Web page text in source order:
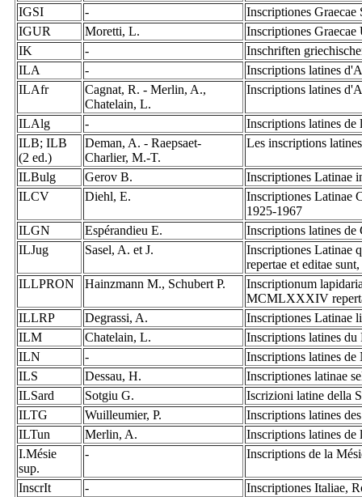
IGSI
-
Inscriptiones
IGUR
Moretti, L.
Inscriptiones
IK
-
Inschriften
ILA
-
Inscriptions latines
ILAfr
Cagnat, R. - Merlin, A.,
Chatelain, L.
Inscriptions latines
ILAlg -
Inscriptions latines
ILB; ILB
(2 ed.)
Deman, A. - Raepsaet-
Charlier, M.-T.
Les inscriptions
ILBulg Gerov B.
Inscriptiones Latinae
ILCV
Diehl, E.
Inscriptiones Latinae
1925-1967
ILGN
Espérandieu E.
Inscriptions latines de
ILJug
Sasel, A. et J.
Inscriptiones Latinae
repertae et editae
ILLPRON
Hainzmann M., Schubert P.
Inscriptionum
MCMLXXXIV
ILLRP
Degrassi, A.
Inscriptiones Latinae
ILM
Chatelain, L.
Inscriptions latines du
ILN
-
Inscriptions latines de
ILS
Dessau, H.
Inscriptiones latinae
ILSard
Sotgiu G.
Iscrizioni latine della
ILTG
Wuilleumier, P.
Inscriptions latines
ILTun
Merlin, A.
Inscriptions latines de
I.Mésie
sup.
- Inscriptions de la
InscrIt -
Inscriptiones Italiae,